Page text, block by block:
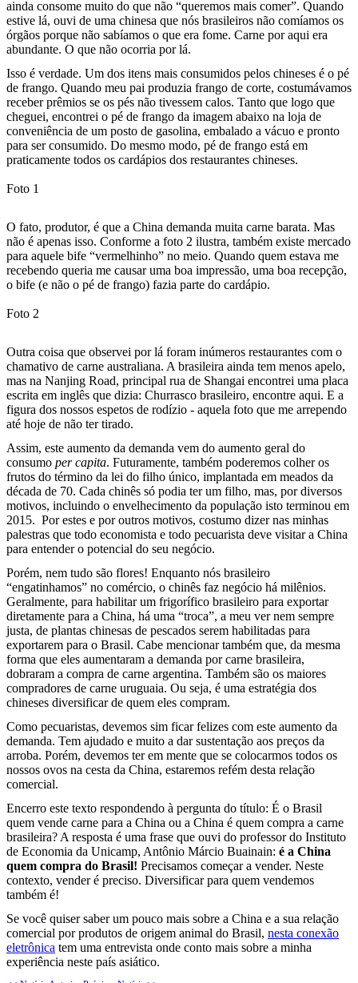
ainda consome muito do que não “queremos mais comer”. Quando
estive lá, ouvi de uma chinesa que nós brasileiros não comíamos os
órgãos porque não sabíamos o que era fome. Carne por aqui era
abundante. O que não ocorria por lá.
Isso é verdade. Um dos itens mais consumidos pelos chineses é o pé
de frango. Quando meu pai produzia frango de corte, costumávamos
receber prêmios se os pés não tivessem calos. Tanto que logo que
cheguei, encontrei o pé de frango da imagem abaixo na loja de
conveniência de um posto de gasolina, embalado a vácuo e pronto
para ser consumido. Do mesmo modo, pé de frango está em
praticamente todos os cardápios dos restaurantes chineses.
Foto 1
O fato, produtor, é que a China demanda muita carne barata. Mas
não é apenas isso. Conforme a foto 2 ilustra, também existe mercado
para aquele bife “vermelhinho” no meio. Quando quem estava me
recebendo queria me causar uma boa impressão, uma boa recepção,
o bife (e não o pé de frango) fazia parte do cardápio.
Foto 2
Outra coisa que observei por lá foram inúmeros restaurantes com o
chamativo de carne australiana. A brasileira ainda tem menos apelo,
mas na Nanjing Road, principal rua de Shangai encontrei uma placa
escrita em inglês que dizia: Churrasco brasileiro, encontre aqui. E a
figura dos nossos espetos de rodízio - aquela foto que me arrependo
até hoje de não ter tirado.
Assim, este aumento da demanda vem do aumento geral do
consumo per capita. Futuramente, também poderemos colher os
frutos do término da lei do filho único, implantada em meados da
década de 70. Cada chinês só podia ter um filho, mas, por diversos
motivos, incluindo o envelhecimento da população isto terminou em
2015. Por estes e por outros motivos, costumo dizer nas minhas
palestras que todo economista e todo pecuarista deve visitar a China
para entender o potencial do seu negócio.
Porém, nem tudo são flores! Enquanto nós brasileiro
“engatinhamos” no comércio, o chinês faz negócio há milênios.
Geralmente, para habilitar um frigorífico brasileiro para exportar
diretamente para a China, há uma “troca”, a meu ver nem sempre
justa, de plantas chinesas de pescados serem habilitadas para
exportarem para o Brasil. Cabe mencionar também que, da mesma
forma que eles aumentaram a demanda por carne brasileira,
dobraram a compra de carne argentina. Também são os maiores
compradores de carne uruguaia. Ou seja, é uma estratégia dos
chineses diversificar de quem eles compram.
Como pecuaristas, devemos sim ficar felizes com este aumento da
demanda. Tem ajudado e muito a dar sustentação aos preços da
arroba. Porém, devemos ter em mente que se colocarmos todos os
nossos ovos na cesta da China, estaremos refém desta relação
comercial.
Encerro este texto respondendo à pergunta do título: É o Brasil
quem vende carne para a China ou a China é quem compra a carne
brasileira? A resposta é uma frase que ouvi do professor do Instituto
de Economia da Unicamp, Antônio Márcio Buainain: é a China
quem compra do Brasil! Precisamos começar a vender. Neste
contexto, vender é preciso. Diversificar para quem vendemos
também é!
Se você quiser saber um pouco mais sobre a China e a sua relação
comercial por produtos de origem animal do Brasil, nesta conexão
eletrônica tem uma entrevista onde conto mais sobre a minha
experiência neste país asiático.